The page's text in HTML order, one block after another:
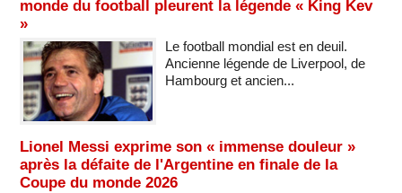
monde du football pleurent la légende « King Kev
»
Le football mondial est en deuil.
Ancienne légende de Liverpool, de
Hambourg et ancien...
Lionel Messi exprime son « immense douleur »
après la défaite de l'Argentine en finale de la
Coupe du monde 2026